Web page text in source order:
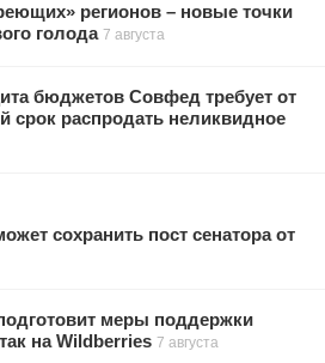
регионов – новые точки
голода 7 августа
бюджетов Совфед требует от
срок распродать неликвидное
сохранить пост сенатора от
меры поддержки
на Wildberries 7 августа